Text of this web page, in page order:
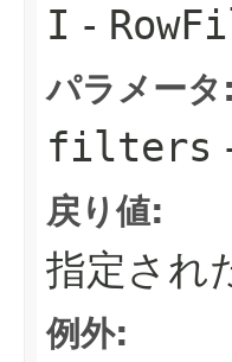
I -
パラメータ:
filters
戻り値:
指定され
例外: